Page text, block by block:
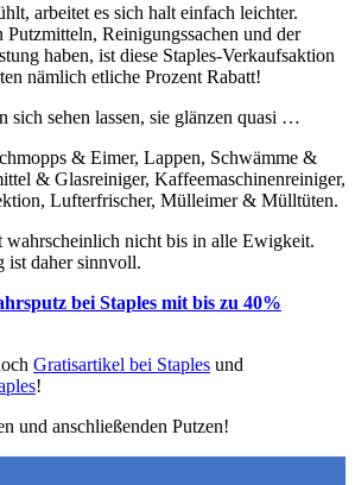
arbeitet es sich halt einfach leichter.
Putzmitteln, Reinigungssachen und der
haben, ist diese Staples-Verkaufsaktion
nämlich etliche Prozent Rabatt!
sich sehen lassen, sie glänzen quasi …
& Eimer, Lappen, Schwämme &
& Glasreiniger, Kaffeemaschinenreiniger,
Lufterfrischer, Mülleimer & Mülltüten.
wahrscheinlich nicht bis in alle Ewigkeit.
ist daher sinnvoll.
bei Staples mit bis zu 40%
Gratisartikel bei Staples und
!
und anschließenden Putzen!